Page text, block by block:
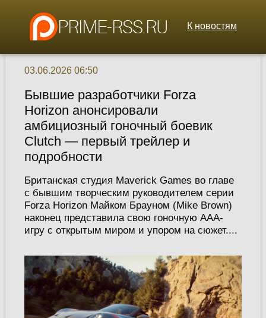
К новостям
03.06.2026 06:50
Бывшие разработчики Forza
Horizon анонсировали
амбициозный гоночный боевик
Clutch — первый трейлер и
подробности
Британская студия Maverick Games во главе
с бывшим творческим руководителем серии
Forza Horizon Майком Брауном (Mike Brown)
наконец представила свою гоночную AAA-
игру с открытым миром и упором на сюжет....